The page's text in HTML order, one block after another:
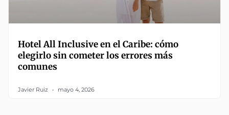
Hotel All Inclusive en el Caribe: cómo
elegirlo sin cometer los errores más
comunes
Javier Ruiz mayo 4, 2026